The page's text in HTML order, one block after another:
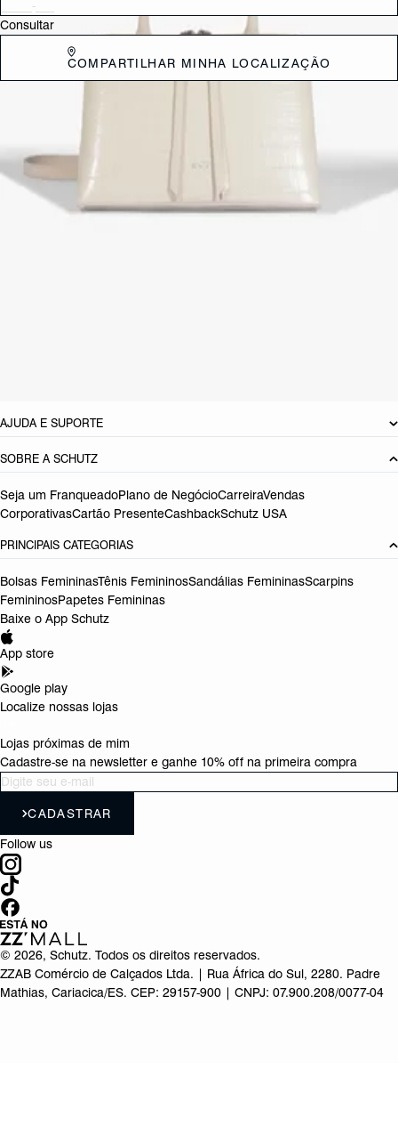
Consultar
COMPARTILHAR MINHA LOCALIZAÇÃO
que a textura croco proporciona. O formato baú é um clássico que
nunca sai de moda, oferecendo um excelente espaço interno para a
organização de pertences essenciais. É o acessório ideal para quem
busca elevar o visual com uma peça estruturada, resistente e que
AJUDA E SUPORTE
SOBRE A SCHUTZ
Seja um FranqueadoPlano de NegócioCarreiraVendas
CorporativasCartão PresenteCashbackSchutz USA
PRINCIPAIS CATEGORIAS
Bolsas FemininasTênis FemininosSandálias FemininasScarpins
FemininosPapetes Femininas
Baixe o App Schutz
App store
Google play
Localize nossas lojas
Lojas próximas de mim
Cadastre-se na newsletter e ganhe 10% off na primeira compra
CADASTRAR
Follow us
© 2026, Schutz. Todos os direitos reservados.
ZZAB Comércio de Calçados Ltda. | Rua África do Sul, 2280. Padre
Mathias, Cariacica/ES. CEP: 29157-900 | CNPJ: 07.900.208/0077-04